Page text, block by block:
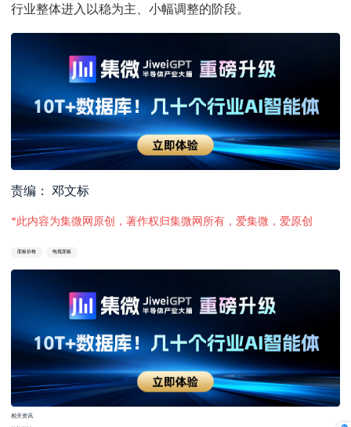
行业整体进入以稳为主、小幅调整的阶段。
责编： 邓文标
*此内容为集微网原创，著作权归集微网所有，爱集微，爱原创
面板价格 电视面板
相关资讯